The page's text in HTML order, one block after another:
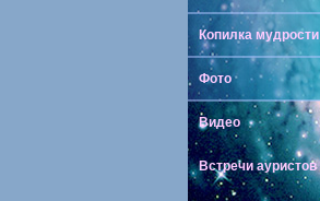
Копилка мудрости
Фото
Видео
Встречи ауристов